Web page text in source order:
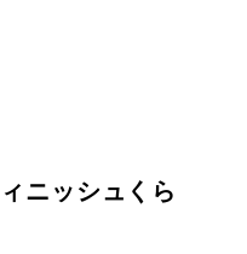
ニッシュくら